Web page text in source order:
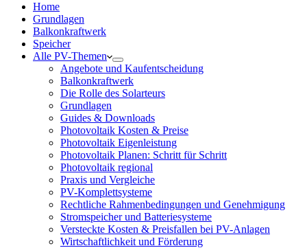
Home
Grundlagen
Balkonkraftwerk
Speicher
Alle PV-Themen
Angebote und Kaufentscheidung
Balkonkraftwerk
Die Rolle des Solarteurs
Grundlagen
Guides & Downloads
Photovoltaik Kosten & Preise
Photovoltaik Eigenleistung
Photovoltaik Planen: Schritt für Schritt
Photovoltaik regional
Praxis und Vergleiche
PV-Komplettsysteme
Rechtliche Rahmenbedingungen und Genehmigung
Stromspeicher und Batteriesysteme
Versteckte Kosten & Preisfallen bei PV-Anlagen
Wirtschaftlichkeit und Förderung